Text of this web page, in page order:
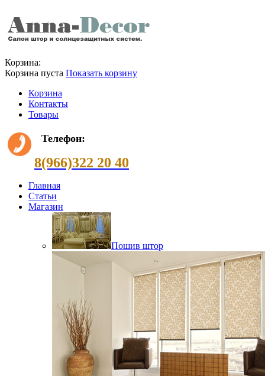
Корзина:
Корзина пуста Показать корзину
Корзина
Контакты
Товары
Телефон:
8(966)322 20 40
Главная
Статьи
Магазин
Пошив штор